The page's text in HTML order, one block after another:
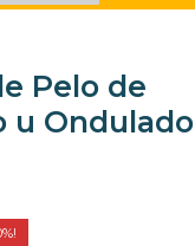
Pelo de
u Ondulado